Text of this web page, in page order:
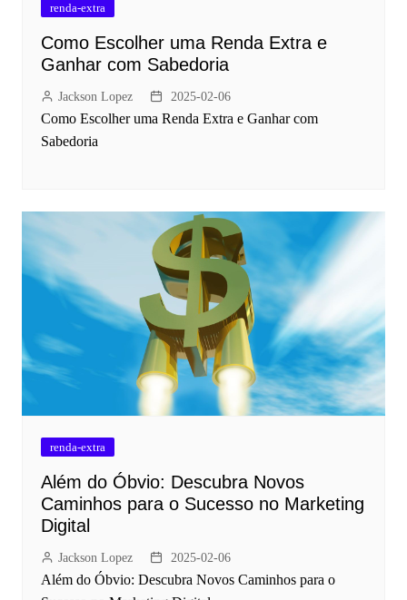
renda-extra
Como Escolher uma Renda Extra e
Ganhar com Sabedoria
Jackson Lopez 2025-02-06
Como Escolher uma Renda Extra e Ganhar com
Sabedoria
renda-extra
Além do Óbvio: Descubra Novos
Caminhos para o Sucesso no Marketing
Digital
Jackson Lopez 2025-02-06
Além do Óbvio: Descubra Novos Caminhos para o